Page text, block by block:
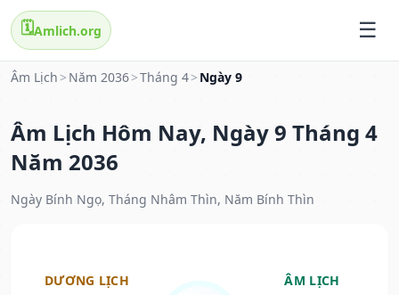
🗓️Amlich.org
Âm Lịch > Năm 2036>Tháng 4> Ngày 9
Âm Lịch Hôm Nay, Ngày 9 Tháng 4
Năm 2036
Ngày Bính Ngọ, Tháng Nhâm Thìn, Năm Bính Thìn
DƯƠNG LỊCH ÂM LỊCH